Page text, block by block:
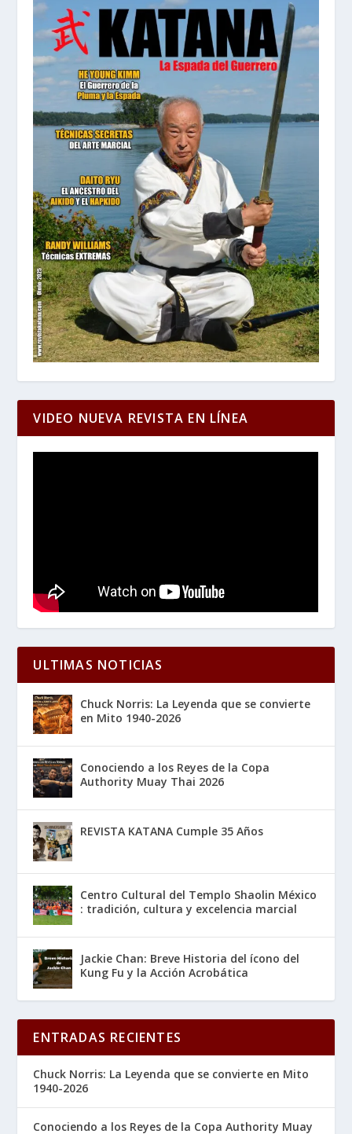
VIDEO NUEVA REVISTA EN LÍNEA
ULTIMAS NOTICIAS
Chuck Norris: La Leyenda que se convierte
en Mito 1940-2026
Conociendo a los Reyes de la Copa
Authority Muay Thai 2026
REVISTA KATANA Cumple 35 Años
Centro Cultural del Templo Shaolin México
: tradición, cultura y excelencia marcial
Jackie Chan: Breve Historia del ícono del
Kung Fu y la Acción Acrobática
ENTRADAS RECIENTES
Chuck Norris: La Leyenda que se convierte en Mito
1940-2026
Conociendo a los Reyes de la Copa Authority Muay